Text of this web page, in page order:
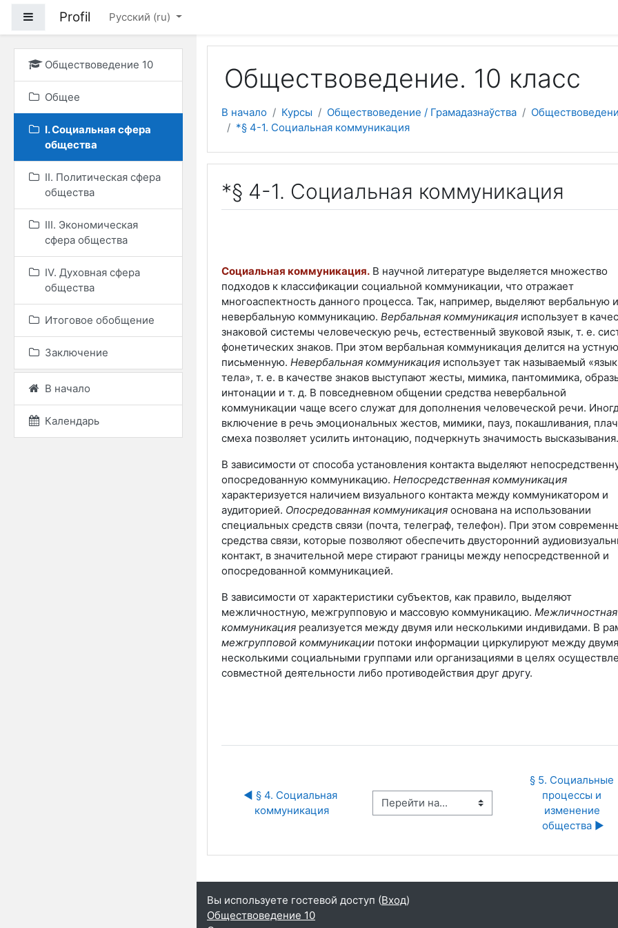
Боковая панель
Profil Русский ‎(ru)‎
Обществоведение 10
Общее
I. Социальная сфера
общества
II. Политическая сфера
общества
III. Экономическая
сфера общества
IV. Духовная сфера
общества
Итоговое обобщение
Заключение
В начало
Календарь
Обществоведение. 10 класс
В начало Курсы Обществоведение / Грамадазнаўства
*§ 4-1. Социальная коммуникация
*§ 4-1. Социальная коммуникация
Социальная коммуникация. В научной литературе выделяется множество
подходов к классификации социальной коммуникации, что отражает
многоаспектность данного процесса. Так, например, выделяют вербальную и
невербальную коммуникацию. Вербальная коммуникация использует в
знаковой системы человеческую речь, естественный звуковой язык, т. е.
фонетических знаков. При этом вербальная коммуникация делится на
письменную. Невербальная коммуникация использует так называемый «язык
тела», т. е. в качестве знаков выступают жесты, мимика, пантомимика,
интонации и т. д. В повседневном общении средства невербальной
коммуникации чаще всего служат для дополнения человеческой речи.
включение в речь эмоциональных жестов, мимики, пауз, покашливания,
смеха позволяет усилить интонацию, подчеркнуть значимость высказывания.
В зависимости от способа установления контакта выделяют
опосредованную коммуникацию. Непосредственная коммуникация
характеризуется наличием визуального контакта между коммуникатором и
аудиторией. Опосредованная коммуникация основана на использовании
специальных средств связи (почта, телеграф, телефон). При этом
средства связи, которые позволяют обеспечить двусторонний
контакт, в значительной мере стирают границы между непосредственной и
опосредованной коммуникацией.
В зависимости от характеристики субъектов, как правило, выделяют
межличностную, межгрупповую и массовую коммуникацию. Межличностная
коммуникация реализуется между двумя или несколькими индивидами. В
межгрупповой коммуникации потоки информации циркулируют между
несколькими социальными группами или организациями в целях
совместной деятельности либо противодействия друг другу.
◀︎ § 4. Социальная
коммуникация
Перейти на...
§ 5. Социальные
процессы и
изменение
общества ▶︎
Вы используете гостевой доступ (Вход)
Обществоведение 10